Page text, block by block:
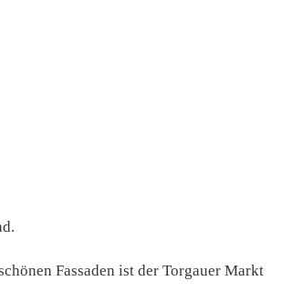
Fassaden ist der Torgauer Markt